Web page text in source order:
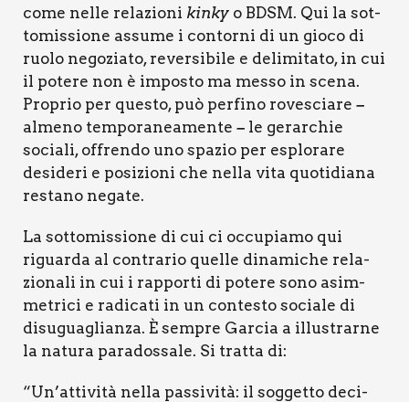
come nel­le rela­zio­ni kin­ky o BDSM. Qui la sot­
to­mis­sio­ne assu­me i con­tor­ni di un gio­co di
ruo­lo nego­zia­to, rever­si­bi­le e deli­mi­ta­to, in cui
il pote­re non è impo­sto ma mes­so in sce­na.
Pro­prio per que­sto, può per­fi­no rove­scia­re –
alme­no tem­po­ra­nea­men­te – le gerar­chie
socia­li, offren­do uno spa­zio per esplo­ra­re
desi­de­ri e posi­zio­ni che nel­la vita quo­ti­dia­na
resta­no nega­te.
La sot­to­mis­sio­ne di cui ci occu­pia­mo qui
riguar­da al con­tra­rio quel­le dina­mi­che rela­
zio­na­li in cui i rap­por­ti di pote­re sono asim­
me­tri­ci e radi­ca­ti in un con­te­sto socia­le di
disu­gua­glian­za. È sem­pre Gar­cia a illu­strar­ne
la natu­ra para­dos­sa­le. Si trat­ta di:
“Un’attività nel­la pas­si­vi­tà: il sog­get­to deci­